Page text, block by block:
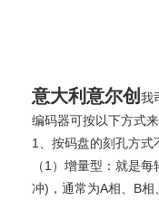
意大利意尔创 我
编码器可按以下方式来
1、按码盘的刻孔方式
（1）增量型：就是
冲)，通常为A相、B